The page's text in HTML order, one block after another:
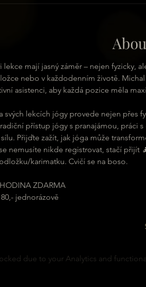
lekce mají jasný záměr – nejen
nebo v každodenním životě.
asistenci, aby každá pozice měla
svých lekcích jógy provede nejen
přístup jógy s pranajámou, práci
Přijďte zažít, jak jóga může
nemusíte nikde registrovat, stačí přijít
karimatku. Cvičí se na boso.
ZDARMA
jednorázově
due to your Analytics and